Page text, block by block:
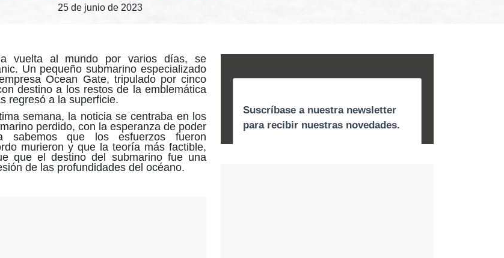
25 de junio de 2023
vuelta al mundo por varios días, se
Un pequeño submarino especializado
Ocean Gate, tripulado por cinco
destino a los restos de la emblemática
regresó a la superficie.
semana, la noticia se centraba en los
perdido, con la esperanza de poder
sabemos que los esfuerzos fueron
murieron y que la teoría más factible,
que el destino del submarino fue una
de las profundidades del océano.